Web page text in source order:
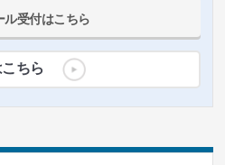
ル受付はこちら
ちら